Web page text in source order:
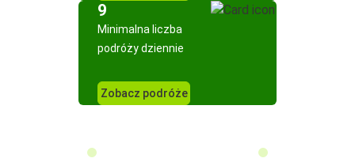
9
Minimalna liczba
podróży dziennie
Zobacz podróże